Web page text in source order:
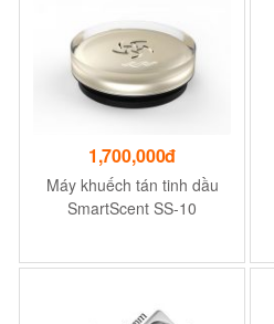
1,700,000đ
Máy khuếch tán tinh dầu
SmartScent SS-10